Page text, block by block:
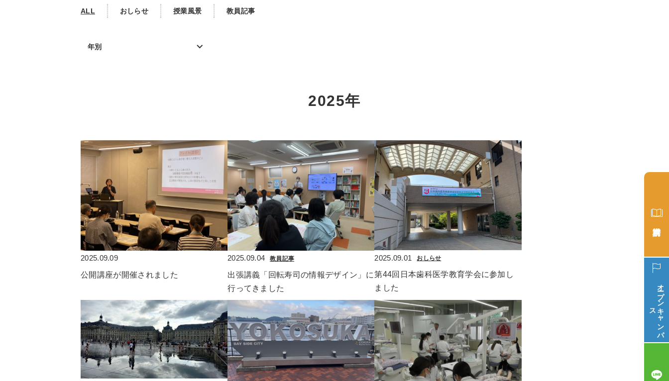
ALL おしらせ 授業風景 教員記事
年別
2025年
2025.09.09
公開講座が開催されました
2025.09.04 教員記事
出張講義「回転寿司の情報デザイン」に
行ってきました
2025.09.01 おしらせ
第44回日本歯科医学教育学会に参加し
ました
オープン
キ
ャ
ン
パ
ス